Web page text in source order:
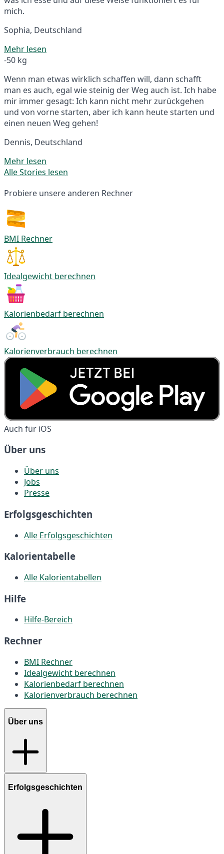
mich.
Sophia, Deutschland
Mehr lesen
-50 kg
Wenn man etwas wirklich schaffen will, dann schafft
man es auch, egal wie steinig der Weg auch ist. Ich habe
mir immer gesagt: Ich kann nicht mehr zurückgehen
und von vorne starten, aber ich kann heute starten und
einen neuen Weg gehen!
Dennis, Deutschland
Mehr lesen
Alle Stories lesen
Probiere unsere anderen Rechner
BMI Rechner
Idealgewicht berechnen
Kalorienbedarf berechnen
Kalorienverbrauch berechnen
Auch für iOS
Über uns
Über uns
Jobs
Presse
Erfolgsgeschichten
Alle Erfolgsgeschichten
Kalorientabelle
Alle Kalorientabellen
Hilfe
Hilfe-Bereich
Rechner
BMI Rechner
Idealgewicht berechnen
Kalorienbedarf berechnen
Kalorienverbrauch berechnen
Über uns
Erfolgsgeschichten